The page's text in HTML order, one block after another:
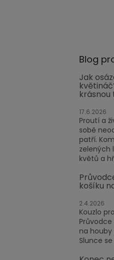
Blog
Jak
krásnou
17.6.2026
Proutí a
sobě
patří.
zelených
květů a
košíku
2.4.2026
Kouzlo
na houby
Slunce